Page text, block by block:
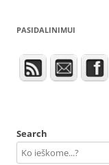
PASIDALINIMUI
Search